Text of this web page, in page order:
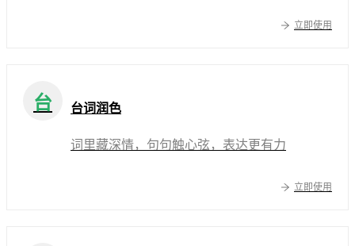
立即使用
台 台词润色
词里藏深情，句句触心弦，表达更有力
立即使用